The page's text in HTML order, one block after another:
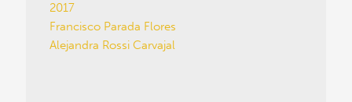
2017
Francisco Parada Flores
Alejandra Rossi Carvajal